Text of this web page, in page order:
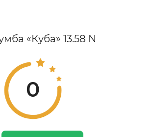
«Куба» 13.58 N
0